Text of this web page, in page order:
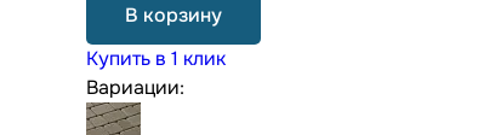
В корзину
Купить в 1 клик
Вариации: